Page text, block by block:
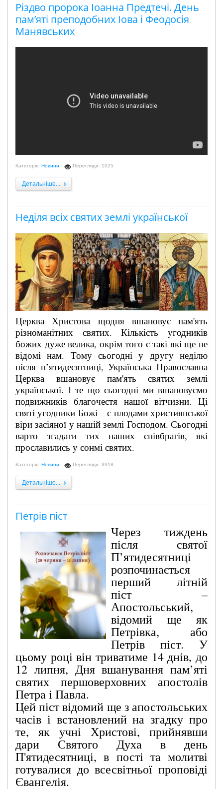
Різдво пророка Іоанна Предтечі. День
пам’яті преподобних Іова і Феодосія
Манявських
Категорія: Новини Перегляди: 1025
Детальніше...
Неділя всіх святих землі української
Церква Христова щодня вшановує пам'ять
різноманітних святих. Кількість угодників
божих дуже велика, окрім того є такі які ще не
відомі нам. Тому сьогодні у другу неділю
після п’ятидесятниці, Українська Православна
Церква вшановує пам'ять святих землі
української. І те що сьогодні ми вшановуємо
подвижників благочестя нашої вітчизни. Ці
святі угодники Божі – є плодами християнської
віри засіяної у нашій землі Господом. Сьогодні
варто згадати тих наших співбратів, які
прославились у сонмі святих.
Категорія: Новини Перегляди: 3918
Детальніше...
Петрів піст
Через тиждень
після святої
П’ятидесятниці
розпочинається
перший літній
піст –
Апостольський,
відомий ще як
Петрівка, або
Петрів піст. У
цьому році він триватиме 14 днів, до
12 липня, Дня вшанування пам’яті
святих першоверховних апостолів
Петра і Павла.
Цей піст відомий ще з апостольських
часів і встановлений на згадку про
те, як учні Христові, прийнявши
дари Святого Духа в день
П'ятидесятниці, в пості та молитві
готувалися до всесвітньої проповіді
Євангелія.